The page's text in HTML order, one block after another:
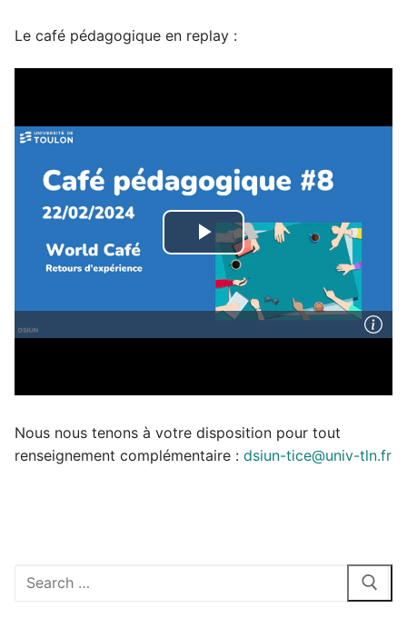
Le café pédagogique en replay :
Nous nous tenons à votre disposition pour tout
renseignement complémentaire : dsiun-tice@univ-tln.fr